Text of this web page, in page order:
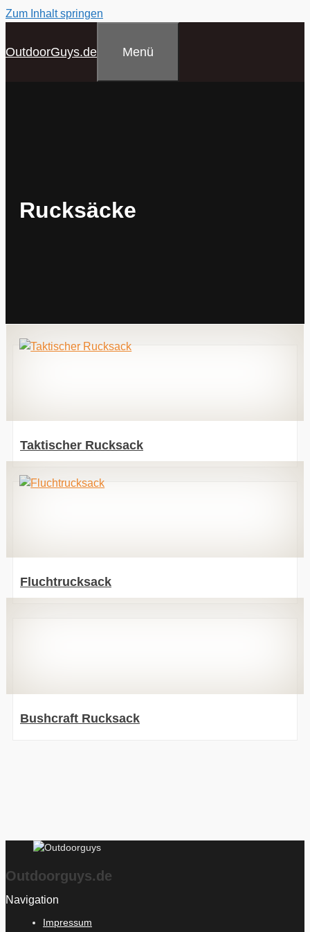
Zum Inhalt springen
OutdoorGuys.de Menü
Rucksäcke
Taktischer Rucksack
Fluchtrucksack
Bushcraft Rucksack
Outdoorguys.de
Navigation
Impressum